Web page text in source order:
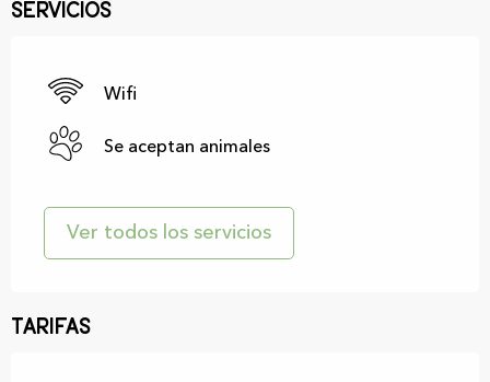
Servicios
Wifi
Se aceptan animales
Ver todos los servicios
Tarifas